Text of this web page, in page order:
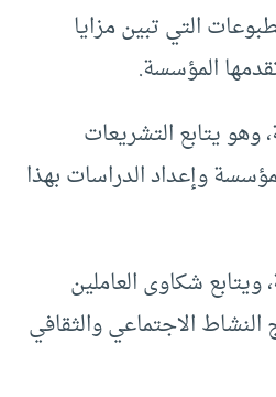
التي تبين مزايا
المؤسسة.
وهو يتابع التشريعات
وإعداد الدراسات بهذا
ويتابع شكاوى العاملين
النشاط الاجتماعي والثقافي